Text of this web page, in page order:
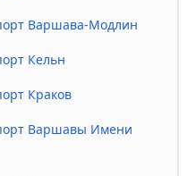
Варшава-Модлин
Кельн
Краков
Варшавы Имени